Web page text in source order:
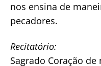
nos ensina de
pecadores.
Recitatório:
Sagrado Coração de